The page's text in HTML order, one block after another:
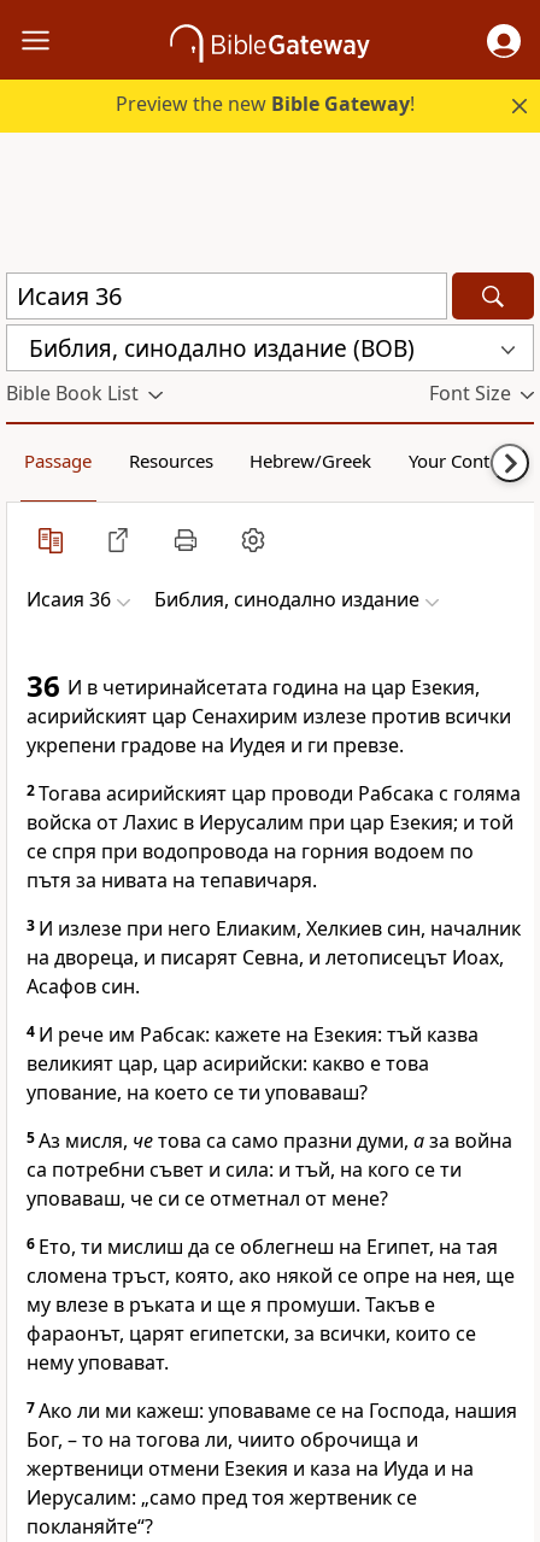
Preview the new Bible Gateway!
Библия, синодално издание (BOB)
Bible Book List Font Size
Passage Resources Hebrew/Greek Your Content
Исаия 36 Библия, синодално издание
36 И в четиринайсетата година на цар Езекия,
асирийският цар Сенахирим излезе против всички
укрепени градове на Иудея и ги превзе.
2Тогава асирийският цар проводи Рабсака с голяма
войска от Лахис в Иерусалим при цар Езекия; и той
се спря при водопровода на горния водоем по
пътя за нивата на тепавичаря.
3 И излезе при него Елиаким, Хелкиев син, началник
на двореца, и писарят Севна, и летописецът Иоах,
Асафов син.
4 И рече им Рабсак: кажете на Езекия: тъй казва
великият цар, цар асирийски: какво е това
упование, на което се ти уповаваш?
5Аз мисля, четова са само празни думи, аза война
са потребни съвет и сила: и тъй, на кого се ти
уповаваш, че си се отметнал от мене?
6 Ето, ти мислиш да се облегнеш на Египет, на тая
сломена тръст, която, ако някой се опре на нея, ще
му влезе в ръката и ще я промуши. Такъв е
фараонът, царят египетски, за всички, които се
нему уповават.
7Ако ли ми кажеш: уповаваме се на Господа, нашия
Бог, – то на тогова ли, чиито оброчища и
жертвеници отмени Езекия и каза на Иуда и на
Иерусалим: „само пред тоя жертвеник се
покланяйте“?